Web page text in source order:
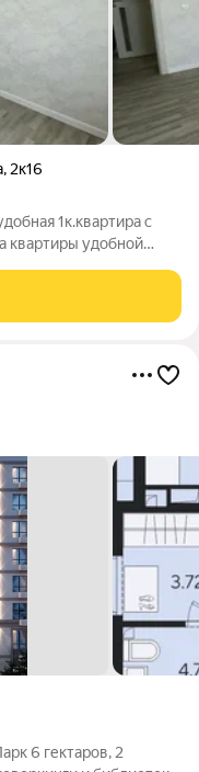
, 2к16
1к.квартира с
квартиры удобной
конструкции.Дом
6 гектаров, 2